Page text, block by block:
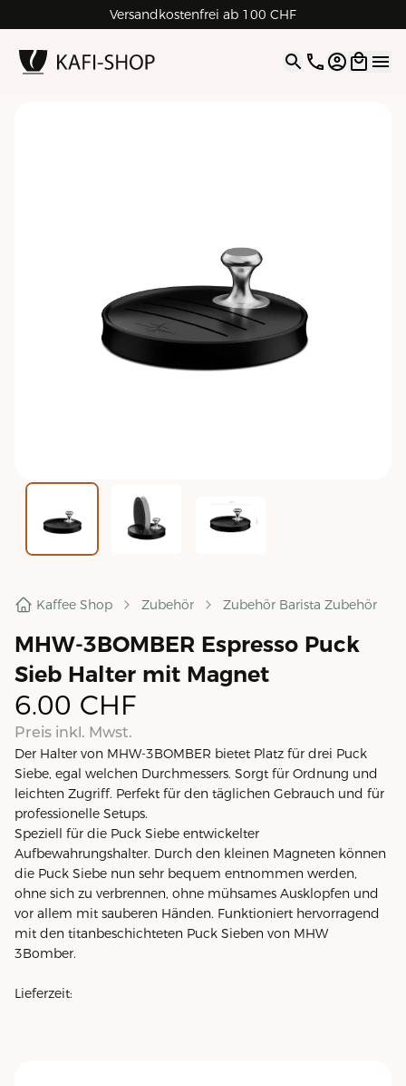
Versandkostenfrei ab 100 CHF
4.9| 5.0 Google
Open
Kaffee Shop Zubehör Zubehör Barista Zubehör
MHW-3BOMBER Espresso Puck
Sieb Halter mit Magnet
6.00 CHF
Preis inkl. Mwst.
Der Halter von MHW-3BOMBER bietet Platz für drei Puck
Siebe, egal welchen Durchmessers. Sorgt für Ordnung und
leichten Zugriff. Perfekt für den täglichen Gebrauch und für
professionelle Setups.
Speziell für die Puck Siebe entwickelter
Aufbewahrungshalter. Durch den kleinen Magneten können
die Puck Siebe nun sehr bequem entnommen werden,
ohne sich zu verbrennen, ohne mühsames Ausklopfen und
vor allem mit sauberen Händen. Funktioniert hervorragend
mit den titanbeschichteten Puck Sieben von MHW
3Bomber.
Lieferzeit: